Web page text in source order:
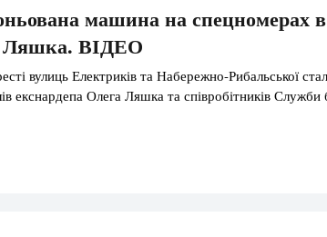
машина на спецномерах
Ляшка. ВІДЕО
вулиць Електриків та Набережно-Рибальської
екснардепа Олега Ляшка та співробітників Служби